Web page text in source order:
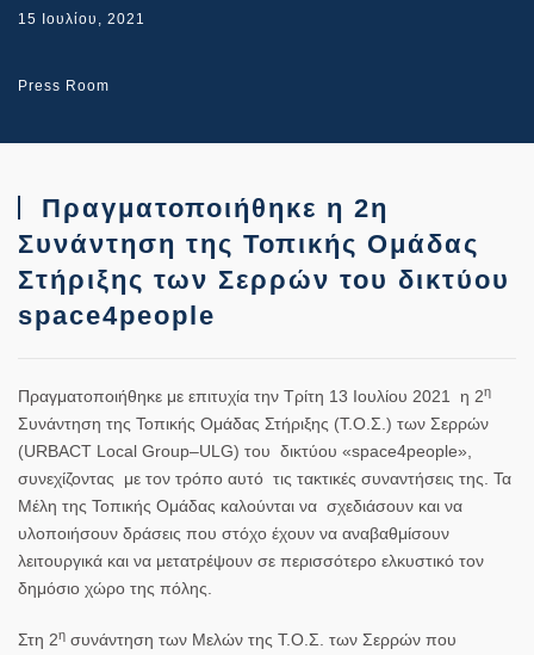
15 Ιουλίου, 2021
Press Room
Πραγματοποιήθηκε η 2η
Συνάντηση της Τοπικής Ομάδας
Στήριξης των Σερρών του δικτύου
space4people
Πραγματοποιήθηκε με επιτυχία την Τρίτη 13 Ιουλίου 2021 η 2η
Συνάντηση της Τοπικής Ομάδας Στήριξης (Τ.Ο.Σ.) των Σερρών
(URBACT Local Group–ULG) του δικτύου «space4people»
συνεχίζοντας με τον τρόπο αυτό τις τακτικές συναντήσεις της. Τα
Μέλη της Τοπικής Ομάδας καλούνται να σχεδιάσουν και να
υλοποιήσουν δράσεις που στόχο έχουν να αναβαθμίσουν
λειτουργικά και να μετατρέψουν σε περισσότερο ελκυστικό τον
δημόσιο χώρο της πόλης.
Στη 2η συνάντηση των Μελών της Τ.Ο.Σ. των Σερρών που